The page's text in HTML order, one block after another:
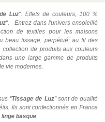
Luz". Effets de couleurs, 100 %
". Entrez dans l'univers ensoleillé
de textiles pour les maisons
beau tissage, perpétué; au fil des
de produits aux couleurs
une large gamme de produits
vie modernes.
"Tissage de Luz" sont de qualité
ils sont confectionnés en France
linge basque